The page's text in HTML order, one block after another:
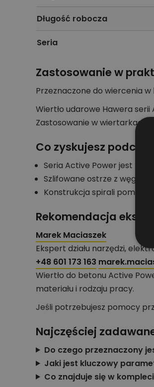
Długość robocza
Seria
Zastosowanie w
Przeznaczone do wiercenia
Wiertło udarowe Hawera
Zastosowanie w wiertarkach
Co zyskujesz
Seria Active Power jest
Szlifowane ostrze z
Konstrukcja spirali
Rekomendacja
Marek Maciaszek
Ekspert działu narzędzi,
+48 601 173 163
Wiertło do betonu Active
materiału i rodzaju pracy.
Jeśli potrzebujesz pomocy
Najczęściej
Do czego przeznaczony
Jaki jest kluczowy
Co znajduje się w